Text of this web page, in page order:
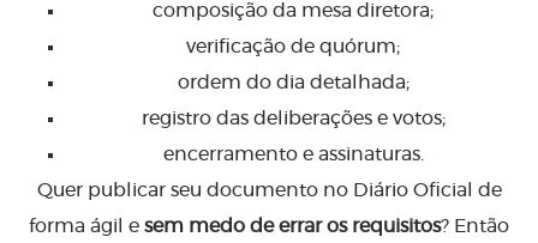
composição da mesa diretora;
verificação de quórum;
ordem do dia detalhada;
registro das deliberações e votos;
encerramento e assinaturas.
Quer publicar seu documento no Diário Oficial de
forma ágil e sem medo de errar os requisitos? Então